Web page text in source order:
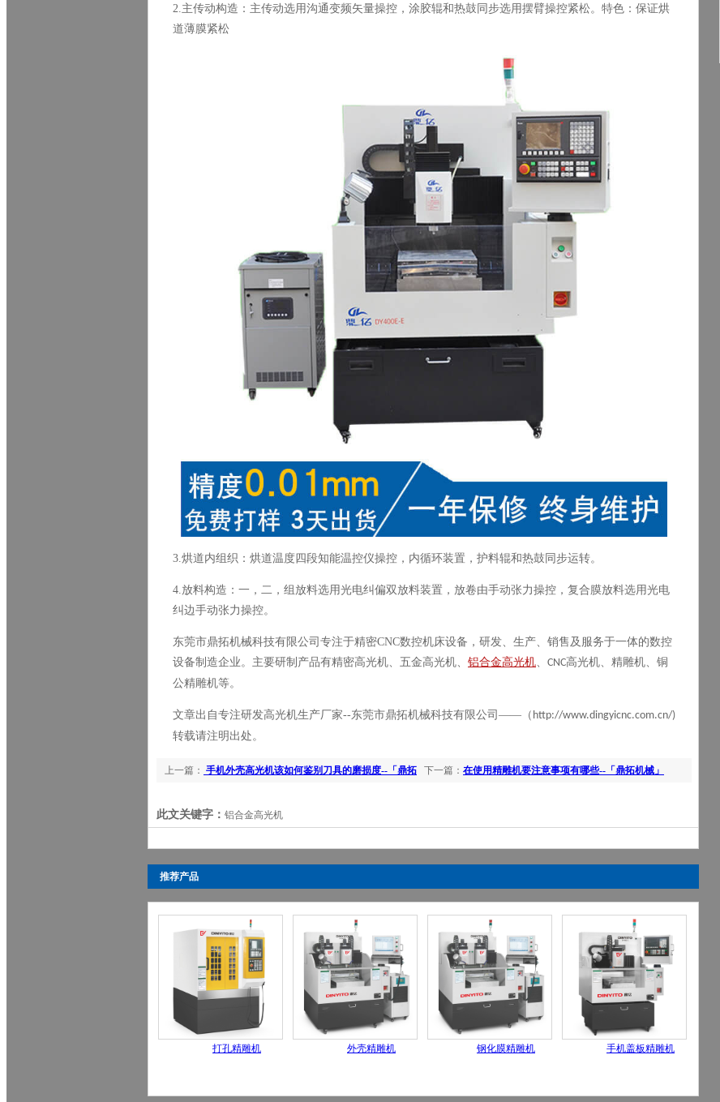
2.主传动构造：主传动选用沟通变频矢量操控，涂胶辊和热鼓同步选用摆臂操控紧松。特色：保证烘
道薄膜紧松
3.烘道内组织：烘道温度四段知能温控仪操控，内循环装置，护料辊和热鼓同步运转。
4.放料构造：一，二，组放料选用光电纠偏双放料装置，放卷由手动张力操控，复合膜放料选用光电
纠边手动张力操控。
东莞市鼎拓机械科技有限公司专注于精密CNC数控机床设备，研发、生产、销售及服务于一体的数控
设备制造企业。主要研制产品有精密高光机、五金高光机、 铝合金高光机、 CNC高光机、精雕机、铜
公精雕机等。
文章出自专注研发高光机生产厂家--东莞市鼎拓机械科技有限公司——（ http://www.dingyicnc.com.cn/)
转载请注明出处。
下一篇： 在使用精雕机要注意事项有哪些--「鼎拓机械」
上一篇： 手机外壳高光机该如何鉴别刀具的磨损度--「鼎拓
此文关键字： 铝合金高光机
推荐产品
打孔精雕机 外壳精雕机 钢化膜精雕机 手机盖板精雕机